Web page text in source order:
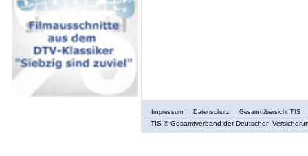
Impressum Datenschutz Gesamtübersicht TIS
TIS © Gesamtverband der Deutschen